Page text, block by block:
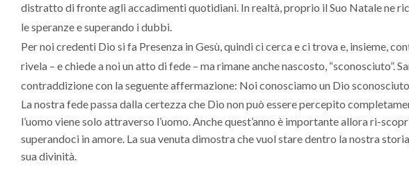
distratto di fronte agli accadimenti quotidiani. In realtà, proprio il Suo Natale ne
le speranze e superando i dubbi.
Per noi credenti Dio si fa Presenza in Gesù, quindi ci cerca e ci trova e, insieme,
rivela – e chiede a noi un atto di fede – ma rimane anche nascosto, “sconosciuto”.
contraddizione con la seguente affermazione: Noi conosciamo un Dio
La nostra fede passa dalla certezza che Dio non può essere percepito
l’uomo viene solo attraverso l’uomo. Anche quest’anno è importante allora ri-
superandoci in amore. La sua venuta dimostra che vuol stare dentro la nostra
sua divinità.